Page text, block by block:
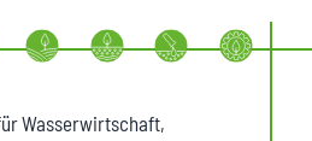
Wasserwirtschaft,